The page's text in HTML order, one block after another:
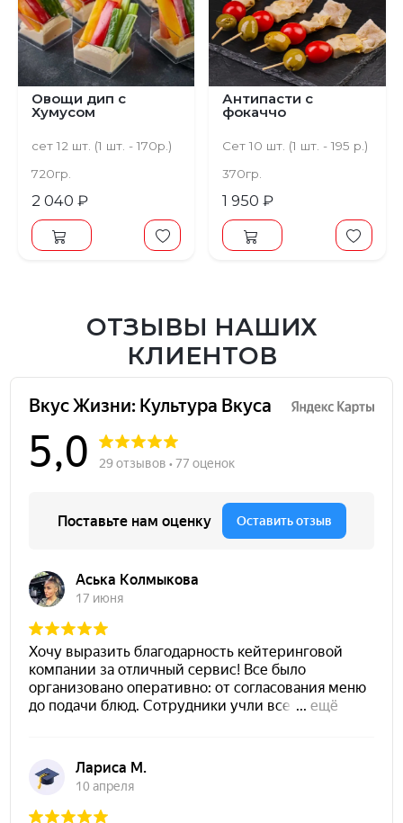
Овощи дип с
Хумусом
сет 12 шт. (1 шт. - 170р.)
720гр.
2 040 ₽
Антипасти с
фокаччо
Сет 10 шт. (1 шт. - 195 р.)
370гр.
1 950 ₽
ОТЗЫВЫ НАШИХ
КЛИЕНТОВ